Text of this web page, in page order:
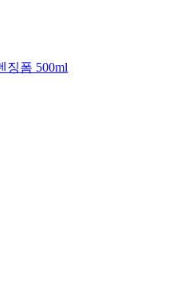
징폼 500ml